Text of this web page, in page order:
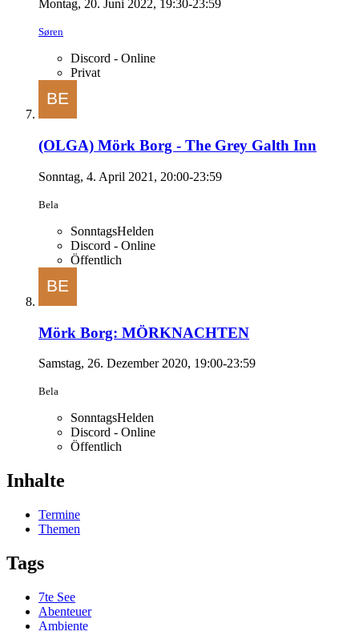
Montag, 20. Juni 2022, 19:30-23:59
Søren
Discord - Online
Privat
(OLGA) Mörk Borg - The Grey Galth Inn
Sonntag, 4. April 2021, 20:00-23:59
Bela
SonntagsHelden
Discord - Online
Öffentlich
Mörk Borg: MÖRKNACHTEN
Samstag, 26. Dezember 2020, 19:00-23:59
Bela
SonntagsHelden
Discord - Online
Öffentlich
Inhalte
Termine
Themen
Tags
7te See
Abenteuer
Ambiente